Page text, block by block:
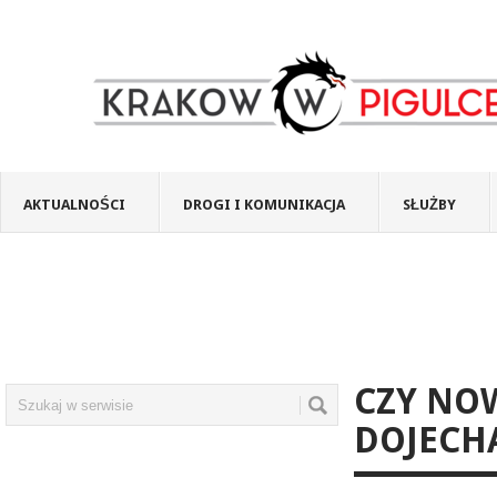
AKTUALNOŚCI DROGI I KOMUNIKACJA SŁUŻBY
CZY